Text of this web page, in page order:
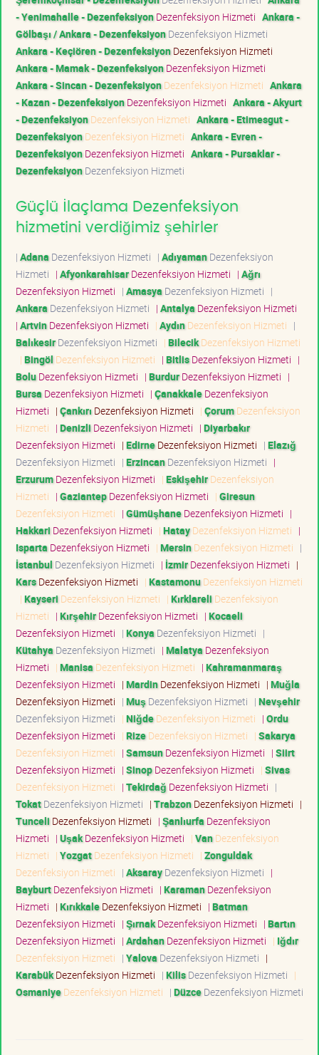
- Yenimahalle - DezenfeksiyonDezenfeksiyon Hizmeti Ankara -
Gölbaşı / Ankara - DezenfeksiyonDezenfeksiyon Hizmeti
Ankara - Keçiören - DezenfeksiyonDezenfeksiyon Hizmeti
Ankara - Mamak - DezenfeksiyonDezenfeksiyon Hizmeti
Ankara - Sincan - DezenfeksiyonDezenfeksiyon Hizmeti Ankara
- Kazan - DezenfeksiyonDezenfeksiyon Hizmeti Ankara - Akyurt
- DezenfeksiyonDezenfeksiyon Hizmeti Ankara - Etimesgut -
DezenfeksiyonDezenfeksiyon Hizmeti Ankara - Evren -
DezenfeksiyonDezenfeksiyon Hizmeti Ankara - Pursaklar -
DezenfeksiyonDezenfeksiyon Hizmeti
Güçlü İlaçlama Dezenfeksiyon
hizmetini verdiğimiz şehirler
| Adana Dezenfeksiyon Hizmeti | AdıyamanDezenfeksiyon
Hizmeti | AfyonkarahisarDezenfeksiyon Hizmeti | Ağrı
Dezenfeksiyon Hizmeti | Amasya Dezenfeksiyon Hizmeti |
Ankara Dezenfeksiyon Hizmeti | Antalya Dezenfeksiyon Hizmeti
| ArtvinDezenfeksiyon Hizmeti | AydınDezenfeksiyon Hizmeti |
BalıkesirDezenfeksiyon Hizmeti | BilecikDezenfeksiyon Hizmeti
| Bingöl Dezenfeksiyon Hizmeti | BitlisDezenfeksiyon Hizmeti |
BoluDezenfeksiyon Hizmeti | BurdurDezenfeksiyon Hizmeti |
Bursa Dezenfeksiyon Hizmeti | ÇanakkaleDezenfeksiyon
Hizmeti | Çankırı Dezenfeksiyon Hizmeti | ÇorumDezenfeksiyon
Hizmeti | Denizli Dezenfeksiyon Hizmeti | Diyarbakır
Dezenfeksiyon Hizmeti | EdirneDezenfeksiyon Hizmeti | Elazığ
Dezenfeksiyon Hizmeti | ErzincanDezenfeksiyon Hizmeti |
ErzurumDezenfeksiyon Hizmeti | EskişehirDezenfeksiyon
Hizmeti | GaziantepDezenfeksiyon Hizmeti | Giresun
Dezenfeksiyon Hizmeti | GümüşhaneDezenfeksiyon Hizmeti |
Hakkari Dezenfeksiyon Hizmeti | HatayDezenfeksiyon Hizmeti |
Isparta Dezenfeksiyon Hizmeti | MersinDezenfeksiyon Hizmeti |
İstanbul Dezenfeksiyon Hizmeti | İzmirDezenfeksiyon Hizmeti |
KarsDezenfeksiyon Hizmeti | KastamonuDezenfeksiyon Hizmeti
| Kayseri Dezenfeksiyon Hizmeti | Kırklareli Dezenfeksiyon
Hizmeti | KırşehirDezenfeksiyon Hizmeti | Kocaeli
Dezenfeksiyon Hizmeti | Konya Dezenfeksiyon Hizmeti |
Kütahya Dezenfeksiyon Hizmeti | Malatya Dezenfeksiyon
Hizmeti | Manisa Dezenfeksiyon Hizmeti | Kahramanmaraş
Dezenfeksiyon Hizmeti | MardinDezenfeksiyon Hizmeti | Muğla
Dezenfeksiyon Hizmeti | Muş Dezenfeksiyon Hizmeti | Nevşehir
Dezenfeksiyon Hizmeti | NiğdeDezenfeksiyon Hizmeti | Ordu
Dezenfeksiyon Hizmeti | RizeDezenfeksiyon Hizmeti | Sakarya
Dezenfeksiyon Hizmeti | SamsunDezenfeksiyon Hizmeti | Siirt
Dezenfeksiyon Hizmeti | SinopDezenfeksiyon Hizmeti | Sivas
Dezenfeksiyon Hizmeti | Tekirdağ Dezenfeksiyon Hizmeti |
TokatDezenfeksiyon Hizmeti | TrabzonDezenfeksiyon Hizmeti |
Tunceli Dezenfeksiyon Hizmeti | Şanlıurfa Dezenfeksiyon
Hizmeti | UşakDezenfeksiyon Hizmeti | VanDezenfeksiyon
Hizmeti | YozgatDezenfeksiyon Hizmeti | Zonguldak
Dezenfeksiyon Hizmeti | AksarayDezenfeksiyon Hizmeti |
BayburtDezenfeksiyon Hizmeti | KaramanDezenfeksiyon
Hizmeti | KırıkkaleDezenfeksiyon Hizmeti | Batman
Dezenfeksiyon Hizmeti | ŞırnakDezenfeksiyon Hizmeti | Bartın
Dezenfeksiyon Hizmeti | ArdahanDezenfeksiyon Hizmeti | Iğdır
Dezenfeksiyon Hizmeti | Yalova Dezenfeksiyon Hizmeti |
KarabükDezenfeksiyon Hizmeti | KilisDezenfeksiyon Hizmeti |
OsmaniyeDezenfeksiyon Hizmeti | DüzceDezenfeksiyon Hizmeti